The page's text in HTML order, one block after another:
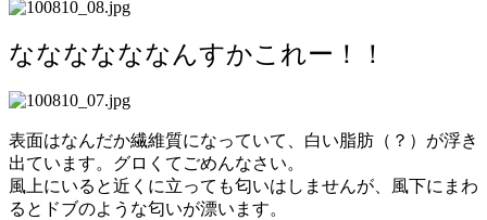
ななななななんすかこれー！！
表面はなんだか繊維質になっていて、白い脂肪（？）が浮き
出ています。グロくてごめんなさい。
風上にいると近くに立っても匂いはしませんが、風下にまわ
るとドブのような匂いが漂います。